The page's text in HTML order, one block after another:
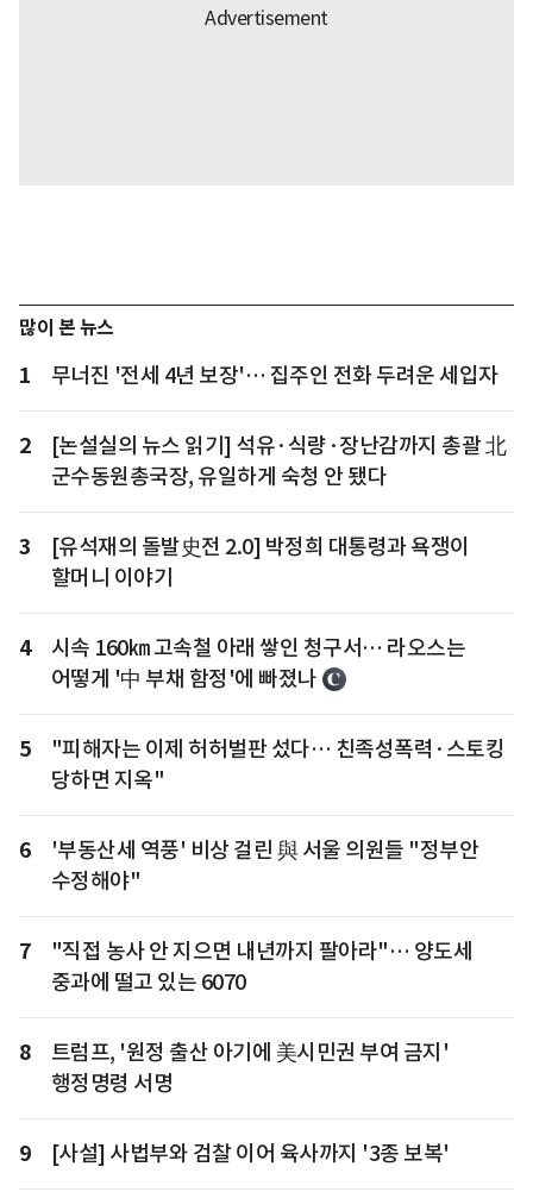
많이 본 뉴스
1 무너진 '전세 4년 보장'… 집주인 전화 두려운 세입자
2
[논설실의 뉴스 읽기] 석유·식량·장난감까지 총괄 北
군수동원총국장, 유일하게 숙청 안 됐다
3
[유석재의 돌발史전 2.0] 박정희 대통령과 욕쟁이
할머니 이야기
4
시속 160㎞ 고속철 아래 쌓인 청구서… 라오스는
어떻게 '中 부채 함정'에 빠졌나
5
"피해자는 이제 허허벌판 섰다… 친족성폭력·스토킹
당하면 지옥"
6
'부동산세 역풍' 비상 걸린 與 서울 의원들 "정부안
수정해야"
7
"직접 농사 안 지으면 내년까지 팔아라"… 양도세
중과에 떨고 있는 6070
8
트럼프, '원정 출산 아기에 美시민권 부여 금지'
행정명령 서명
9 [사설] 사법부와 검찰 이어 육사까지 '3종 보복'